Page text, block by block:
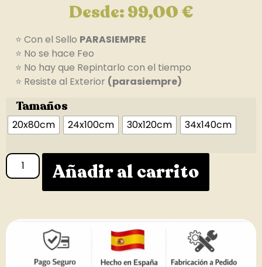
Desde:99,00€
⭐ Con el Sello PARASIEMPRE
⭐ No se hace Feo
⭐ No hay que Repintarlo con el tiempo
⭐ Resiste al Exterior (parasiempre)
Tamaños
20x80cm 24x100cm 30x120cm 34x140cm
Añadir al carrito